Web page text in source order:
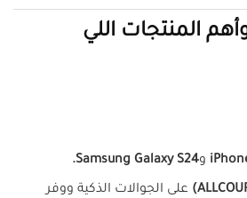
المنتجات اللي
وSamsung Galaxy S24.
على الجوالات الذكية ووفر